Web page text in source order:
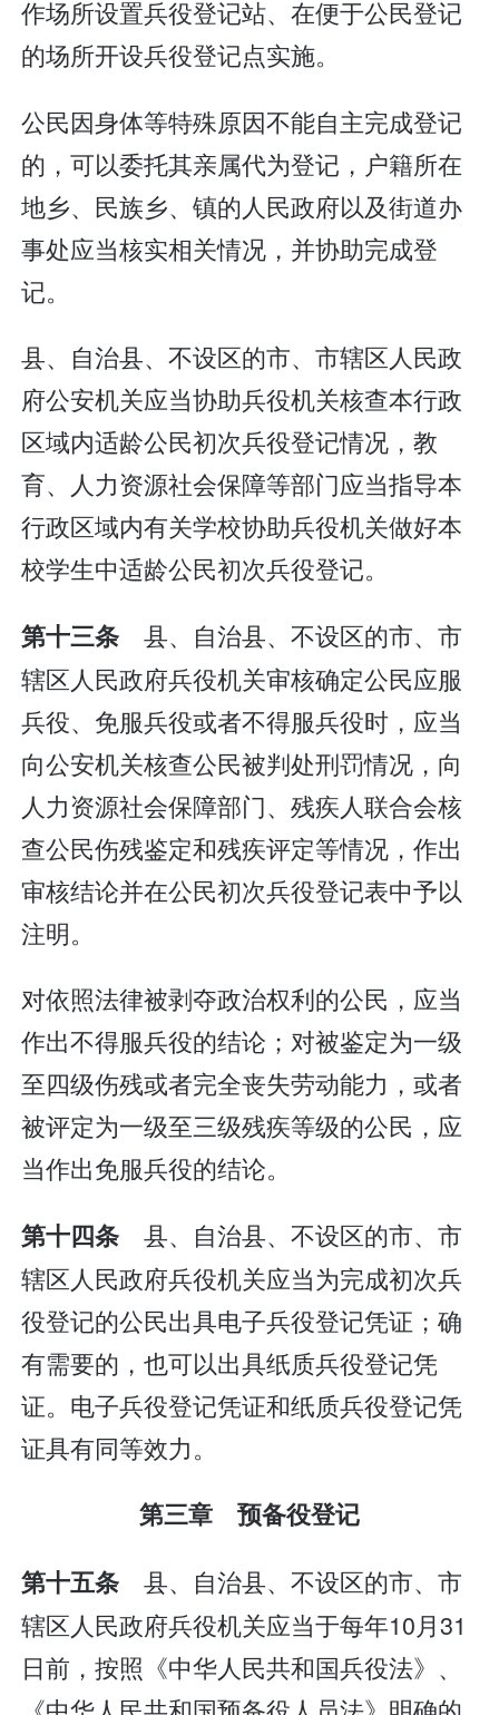
作场所设置兵役登记站、在便于公民登记
的场所开设兵役登记点实施。
公民因身体等特殊原因不能自主完成登记
的，可以委托其亲属代为登记，户籍所在
地乡、民族乡、镇的人民政府以及街道办
事处应当核实相关情况，并协助完成登
记。
县、自治县、不设区的市、市辖区人民政
府公安机关应当协助兵役机关核查本行政
区域内适龄公民初次兵役登记情况，教
育、人力资源社会保障等部门应当指导本
行政区域内有关学校协助兵役机关做好本
校学生中适龄公民初次兵役登记。
第十三条县、自治县、不设区的市、市
辖区人民政府兵役机关审核确定公民应服
兵役、免服兵役或者不得服兵役时，应当
向公安机关核查公民被判处刑罚情况，向
人力资源社会保障部门、残疾人联合会核
查公民伤残鉴定和残疾评定等情况，作出
审核结论并在公民初次兵役登记表中予以
注明。
对依照法律被剥夺政治权利的公民，应当
作出不得服兵役的结论；对被鉴定为一级
至四级伤残或者完全丧失劳动能力，或者
被评定为一级至三级残疾等级的公民，应
当作出免服兵役的结论。
第十四条县、自治县、不设区的市、市
辖区人民政府兵役机关应当为完成初次兵
役登记的公民出具电子兵役登记凭证；确
有需要的，也可以出具纸质兵役登记凭
证。电子兵役登记凭证和纸质兵役登记凭
证具有同等效力。
第三章 预备役登记
第十五条县、自治县、不设区的市、市
辖区人民政府兵役机关应当于每年10月31
日前，按照《中华人民共和国兵役法》、